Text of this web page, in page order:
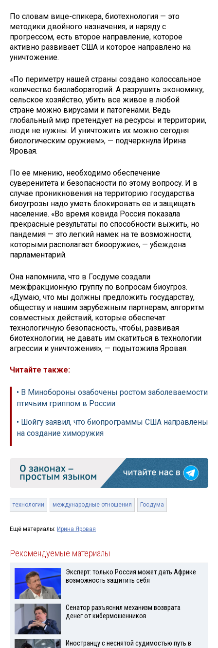
По словам вице-спикера, биотехнология — это
методики двойного назначения, и наряду с
прогрессом, есть второе направление, которое
активно развивает США и которое направлено на
уничтожение.
«По периметру нашей страны создано колоссальное
количество биолабораторий. А разрушить экономику,
сельское хозяйство, убить все живое в любой
стране можно вирусами и патогенами. Ведь
глобальный мир претендует на ресурсы и территории,
люди не нужны. И уничтожить их можно сегодня
биологическим оружием», — подчеркнула Ирина
Яровая.
По ее мнению, необходимо обеспечение
суверенитета и безопасности по этому вопросу. И в
случае проникновения на территорию государства
биоугрозы надо уметь блокировать ее и защищать
население. «Во время ковида Россия показала
прекрасные результаты по способности выжить, но
пандемия — это легкий намек на те возможности,
которыми располагает биооружие», — убеждена
парламентарий.
Она напомнила, что в Госдуме создали
межфракционную группу по вопросам биоугроз.
«Думаю, что мы должны предложить государству,
обществу и нашим зарубежным партнерам, алгоритм
совместных действий, которые обеспечат
технологичную безопасность, чтобы, развивая
биотехнологии, не давать им скатиться в технологии
агрессии и уничтожения», — подытожила Яровая.
Читайте также:
• В Минобороны озабочены ростом заболеваемости
птичьим гриппом в России
• Шойгу заявил, что биопрограммы США направлены
на создание химоружия
технологии международные отношения Госдума
Ещё материалы: Ирина Яровая
Рекомендуемые материалы
Эксперт: только Россия может дать Африке
возможность защитить себя
Сенатор разъяснил механизм возврата
денег от кибермошенников
Иностранцу с неснятой судимостью путь в